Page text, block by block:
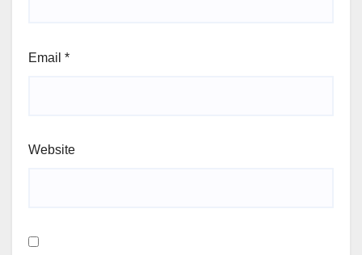
Email *
Website